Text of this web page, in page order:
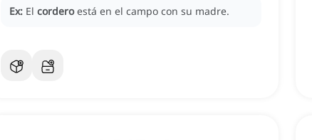
Ex: El cordero está en el campo con su madre.